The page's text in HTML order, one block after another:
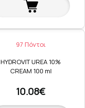
97 Πόντοι
HYDROVIT UREA 10%
CREAM 100 ml
10.08€